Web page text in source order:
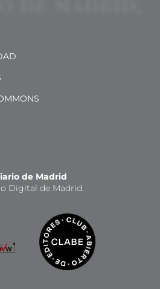
de Madrid
Digital de Madrid.